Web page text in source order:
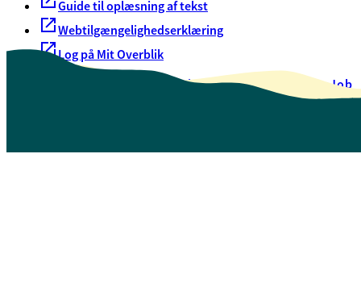
Guide til oplæsning af tekst
Webtilgængelighedserklæring
Log på Mit Overblik
Oversigt over selvbetjeningJob